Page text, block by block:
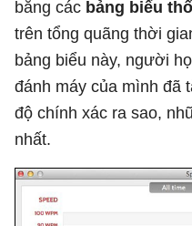
bằng các bảng biểu
trên tổng quãng thời
bảng biểu này, người
đánh máy của mình đã
độ chính xác ra sao,
nhất.